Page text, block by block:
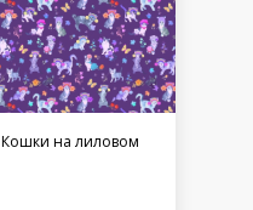
Кошки на лиловом